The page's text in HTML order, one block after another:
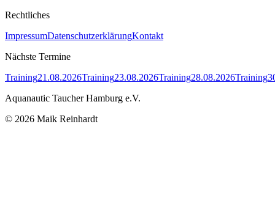
Rechtliches
ImpressumDatenschutzerklärungKontakt
Nächste Termine
Training21.08.2026Training23.08.2026Training28.08.2026Training
Aquanautic Taucher Hamburg e.V.
© 2026 Maik Reinhardt